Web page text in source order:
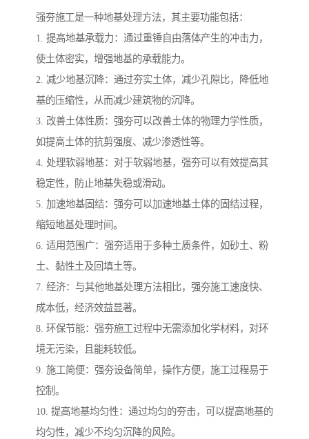
强夯施工是一种地基处理方法，其主要功能包括：
1. 提高地基承载力：通过重锤自由落体产生的冲击力，
使土体密实，增强地基的承载能力。
2. 减少地基沉降：通过夯实土体，减少孔隙比，降低地
基的压缩性，从而减少建筑物的沉降。
3. 改善土体性质：强夯可以改善土体的物理力学性质，
如提高土体的抗剪强度、减少渗透性等。
4. 处理软弱地基：对于软弱地基，强夯可以有效提高其
稳定性，防止地基失稳或滑动。
5. 加速地基固结：强夯可以加速地基土体的固结过程，
缩短地基处理时间。
6. 适用范围广：强夯适用于多种土质条件，如砂土、粉
土、黏性土及回填土等。
7. 经济：与其他地基处理方法相比，强夯施工速度快、
成本低，经济效益显著。
8. 环保节能：强夯施工过程中无需添加化学材料，对环
境无污染，且能耗较低。
9. 施工简便：强夯设备简单，操作方便，施工过程易于
控制。
10. 提高地基均匀性：通过均匀的夯击，可以提高地基的
均匀性，减少不均匀沉降的风险。